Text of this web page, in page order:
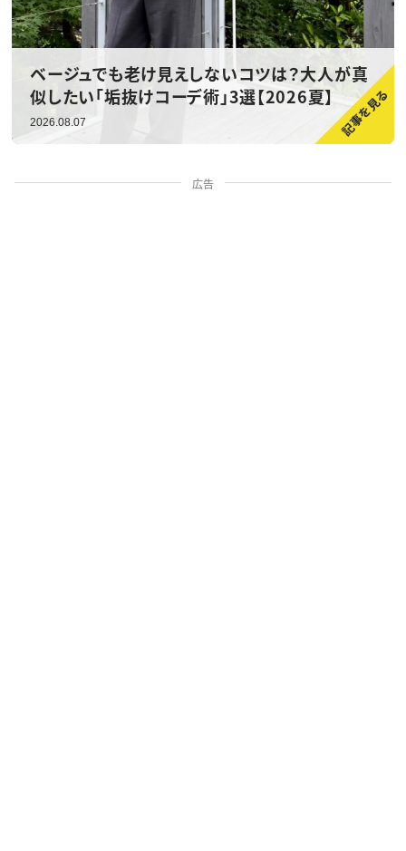
ベージュでも老け見えしないコツは？大人が真
似したい「垢抜けコーデ術」3選【2026夏】
2026.08.07
広告